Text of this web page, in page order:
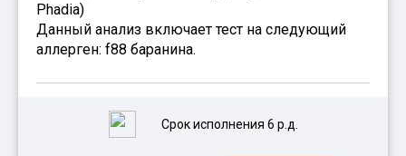
Phadia)
Данный анализ включает тест на следующий
аллерген: f88 баранина.
Срок исполнения 6 р.д.